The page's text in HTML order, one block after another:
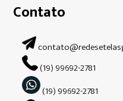
Contato
(19) 99692-2781
(19) 99692-2781